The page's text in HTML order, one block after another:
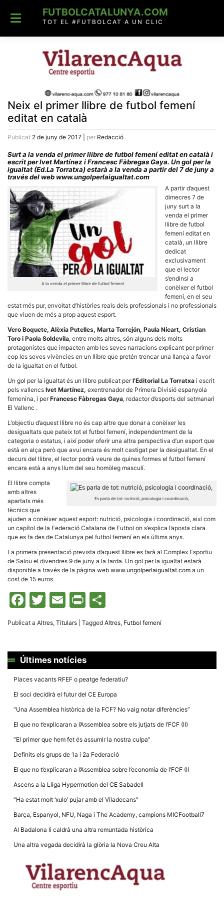
content
FUTBOLCATALUNYA.COM
TOT EL #FUTBOLCAT A UN CLIC
Neix el primer llibre de futbol femení
editat en català
Publicat 2 de juny de 2017 per Redacció
Surt a la venda el primer llibre de futbol femení editat en català i
escrit per Ivet Martínez i Francesc Fàbregas Gaya. Un gol per la
igualtat (Ed.La Torratxa) estarà a la venda a partir del 7 de juny a
través del web www.ungolperlaigualtat.com
A la venda el primer llibre de futbol femení
A partir d’aquest
dimecres 7 de
juny surt a la
venda el primer
llibre de futbol
femení editat en
català, un llibre
dedicat
exclusivament
que el lector
s’endinsi a
conèixer el futbol
femení, en el seu
estat més pur, envoltat d’històries reals dels professionals i no professionals
que viuen de més a prop aquest esport.
Vero Boquete, Alèxia Putelles, Marta Torrejón, Paula Nicart, Cristian
Toro i Paola Soldevila, entre molts altres, són alguns dels molts
protagonistes que impacten amb les seves narracions explicant per primer
cop les seves vivències en un llibre que pretén trencar una llança a favor
de la igualtat en el futbol.
Un gol per la igualtat és un llibre publicat perl’Editorial La Torratxa i escrit
pels vallencs Ivet Martínez, exentrenador de Primera Divisió espanyola
femenina, i perFrancesc Fàbregas Gaya, redactor d’esports del setmanari
El Vallenc .
L’objectiu d’aquest llibre no és cap altre que donar a conèixer les
desigualtats que pateix tot el futbol femení, independentment de la
categoria o estatus, i així poder oferir una altra perspectiva d’un esport que
està en alça però que avui encara és molt castigat per la desigualtat. En el
decurs del llibre, el lector podrà veure de quines formes el futbol femení
encara està a anys llum del seu homòleg masculí.
Es parla de tot: nutrició, psicologia i coordinació,
El llibre compta
amb altres
apartats més
tècnics que
ajuden a conèixer aquest esport: nutrició, psicologia i coordinació, així com
un capítol de la Federació Catalana de Futbol on s’explica l’aposta clara
que es fa des de Catalunya pel futbol femení en els últims anys.
La primera presentació prevista d’aquest llibre es farà al Complex Esportiu
de Salou el divendres 9 de juny a la tarda. Un gol per la igualtat estarà
disponible a través de la pàgina web www.ungolperlaigualtat.com a un
cost de 15 euros.
Facebook
Twitter
Email
Print
Publicat a Altres, Titulars Tagged Altres, Futbol femení
Últimes notícies
Places vacants RFEF o peatge federatiu?
El soci decidirà el futur del CE Europa
“Una Assemblea històrica de la FCF? No vaig notar diferències”
El que no t’explicaran a l’Assemblea sobre els jutjats de l’FCF (II)
“El primer que hem fet és assumir la nostra culpa”
Definits els grups de 1a i 2a Federació
El que no t’explicaran a l’Assemblea sobre l’economia de l’FCF (I)
Ascens a la Lliga Hypermotion del CE Sabadell
“Ha estat molt ‘xulo’ pujar amb el Viladecans”
Barça, Espanyol, NFU, Naga i The Academy, campions MICFootball7
Al Badalona li caldrà una altra remuntada històrica
Una altra vegada decidirà la glòria la Nova Creu Alta
són
necessàries
per al
funcionament
tècnic de la
web.
Estadístiques
Recopilem
de manera
anònima d'ús
del lloc web
per a millorar
la funcionalitat
i la seva
estructura.
Experiència
components
tècnics del
nostre lloc web
dades en el seu
dispositiu que
permeten que el
lloc funcioni tan
algunes
funcionalitats
mentre
nostre lloc
incrementes
anuncis,
contingut